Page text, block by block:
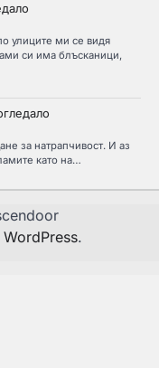
улиците ми се видя
си има блъсканици,
за натрапчивост. И аз
като на…
WordPress.